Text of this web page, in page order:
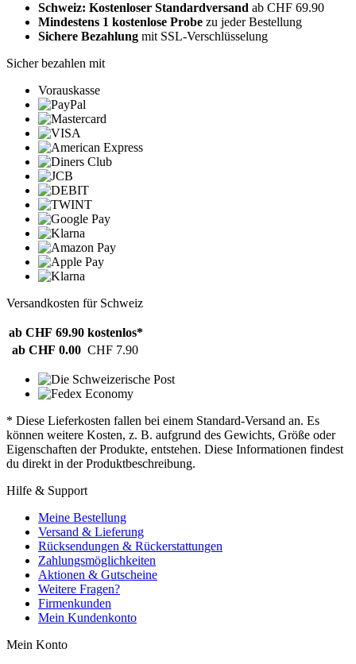
Schweiz: Kostenloser Standardversand ab CHF 69.90
Mindestens 1 kostenlose Probe zu jeder Bestellung
Sichere Bezahlung mit SSL-Verschlüsselung
Sicher bezahlen mit
Vorauskasse
Versandkosten für Schweiz
ab CHF 69.90 kostenlos*
ab CHF 0.00 CHF 7.90
* Diese Lieferkosten fallen bei einem Standard-Versand an. Es
können weitere Kosten, z. B. aufgrund des Gewichts, Größe oder
Eigenschaften der Produkte, entstehen. Diese Informationen findest
du direkt in der Produktbeschreibung.
Hilfe & Support
Meine Bestellung
Versand & Lieferung
Rücksendungen & Rückerstattungen
Zahlungsmöglichkeiten
Aktionen & Gutscheine
Weitere Fragen?
Firmenkunden
Mein Kundenkonto
Mein Konto